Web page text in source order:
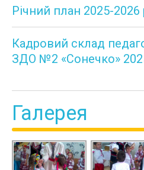
Річний план 2025-2026
Кадровий склад
ЗДО №2 «Сонечко»
Галерея